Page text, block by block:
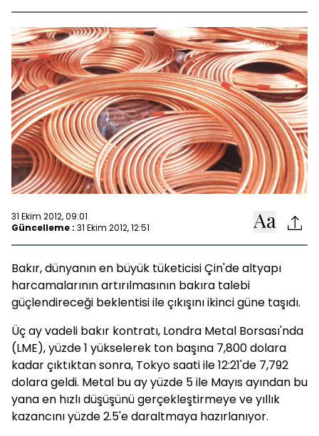
31 Ekim 2012, 09:01
Güncelleme : 31 Ekim 2012, 12:51
Bakır, dünyanın en büyük tüketicisi Çin'de altyapı
harcamalarının artırılmasının bakıra talebi
güçlendireceği beklentisi ile çıkışını ikinci güne taşıdı.
Üç ay vadeli bakır kontratı, Londra Metal Borsası'nda
(LME), yüzde 1 yükselerek ton başına 7,800 dolara
kadar çıktıktan sonra, Tokyo saati ile 12:21'de 7,792
dolara geldi. Metal bu ay yüzde 5 ile Mayıs ayından bu
yana en hızlı düşüşünü gerçekleştirmeye ve yıllık
kazancını yüzde 2.5'e daraltmaya hazırlanıyor.